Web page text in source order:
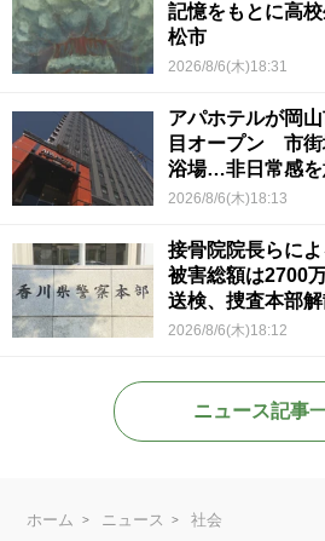
記憶をもとに高
松市
2026/8/6(木)18:31
アパホテルが岡
目オープン 市街
浴場…非日常感を
2026/8/6(木)18:13
接骨院院長らに
被害総額は2700
送検、捜査本部
2026/8/6(木)18:12
ニュース記事
ホーム ニュース
社会